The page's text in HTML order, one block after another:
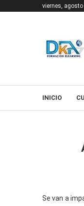
viernes, agosto
INICIO
Se van a